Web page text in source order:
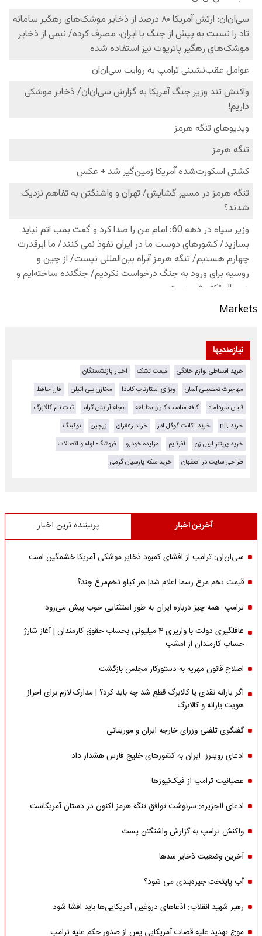
Markets
نیازمندیها
خرید اقساطی لوازم خانگی قیمت تشک
اخبار بازنشستگان
مهاجرت تحصیلی آلمان
ویزای استارتاپ کانادا مخازن پلی اتیلن
فال حافظ
قلیان میرداماد
کافه مناسب کار و مطالعه مجله آرایش گرام
ثبت نام کالابرگ
خرید nft
خرید اکانت گوگل ادز خرید زعفران زرچین
بوکینگ
خرید پرینتر لیبل زن
آفرتایم مزایده خودرو
فروشگاه لوله و اتصالات
طراحی سایت در اصفهان
خرید سکه پارسیان گرمی
آخرین اخبار پربیننده ترین اخبار
سی‌ان‌ان: ترامپ از افشای کمبود ذخایر موشکی آمریکا خشمگین است
قیمت تخم مرغ رسما اعلام شد| هر کیلو تخم‌مرغ چند؟
ترامپ: همه چیز درباره ایران به طور استثنایی خوب پیش می‌رود
غافلگیری دولت با واریزی 4 میلیونی بحساب حقوق کارمندان | آغاز شارژ
حساب کارمندان از امشب
اصلاح قانون مهریه به دستورکار مجلس بازگشت
اگر یارانه نقدی یا کالابرگ قطع شد چه باید کرد؟ | مدارک لازم برای احراز
هویت یارانه و کالابرگ
گفتگوی تلفنی وزرای خارجه ایران و موریتانی
ادعای رویترز: ایران به کشورهای خلیج فارس هشدار داد
عصبانیت ترامپ از فیک‌نیوزها
ادعای الجزیره: سرنوشت توافق تنگه هرمز اکنون در دستان آمریکاست
واکنش ترامپ به گزارش واشنگتن پست
آخرین وضعیت ذخایر سدها
آب پایتخت جیره‌بندی می شود؟
رهبر شهید انقلاب: ادّعاهای دروغین آمریکایی‌ها باید افشا شود
موج تهدید علیه قضات آمریکایی پس از صدور حکم علیه ترامپ